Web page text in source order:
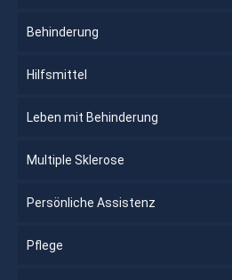
Behinderung
Hilfsmittel
Leben mit Behinderung
Multiple Sklerose
Persönliche Assistenz
Pflege